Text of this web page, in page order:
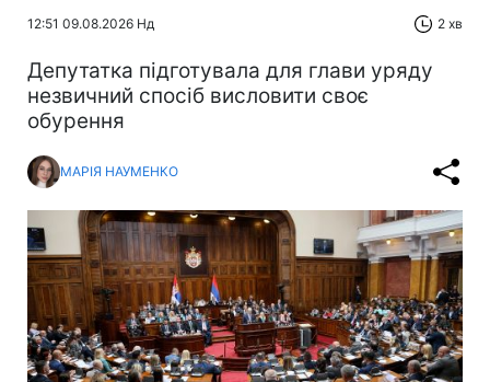
12:51 09.08.2026 Нд 2 хв
Депутатка підготувала для глави уряду
незвичний спосіб висловити своє
обурення
МАРІЯ НАУМЕНКО